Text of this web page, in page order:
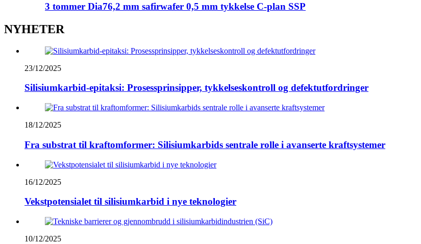
3 tommer Dia76,2 mm safirwafer 0,5 mm tykkelse C-plan SSP
NYHETER
23/12/2025
Silisiumkarbid-epitaksi: Prosessprinsipper, tykkelseskontroll og defektutfordringer
18/12/2025
Fra substrat til kraftomformer: Silisiumkarbids sentrale rolle i avanserte kraftsystemer
16/12/2025
Vekstpotensialet til silisiumkarbid i nye teknologier
10/12/2025